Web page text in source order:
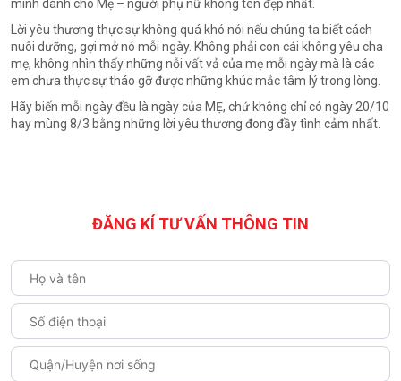
mình dành cho Mẹ – người phụ nữ không tên đẹp nhất.
Lời yêu thương thực sự không quá khó nói nếu chúng ta biết cách
nuôi dưỡng, gợi mở nó mỗi ngày. Không phải con cái không yêu cha
mẹ, không nhìn thấy những nỗi vất vả của mẹ mỗi ngày mà là các
em chưa thực sự tháo gỡ được những khúc mắc tâm lý trong lòng.
Hãy biến mỗi ngày đều là ngày của MẸ, chứ không chỉ có ngày 20/10
hay mùng 8/3 bằng những lời yêu thương đong đầy tình cảm nhất.
ĐĂNG KÍ TƯ VẤN THÔNG TIN